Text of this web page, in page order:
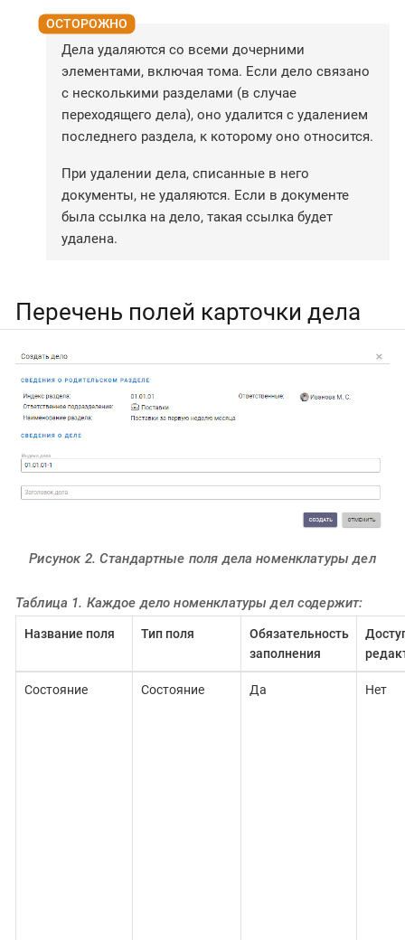
Дела удаляются со всеми дочерними
элементами, включая тома. Если дело связано
с несколькими разделами (в случае
переходящего дела), оно удалится с удалением
последнего раздела, к которому оно относится.
При удалении дела, списанные в него
документы, не удаляются. Если в документе
была ссылка на дело, такая ссылка будет
удалена.
Перечень полей карточки дела
Рисунок 2. Стандартные поля дела номенклатуры дел
Таблица 1. Каждое дело номенклатуры дел содержит:
Название поля Тип поля
Обязательность
заполнения
Состояние Состояние Да Нет